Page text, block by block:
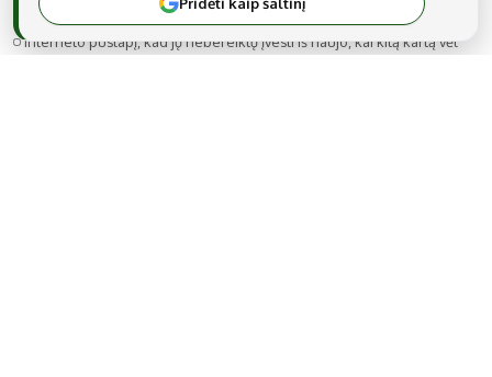
Noriu savo interneto naršyklėje išsaugoti vardą, el. pašto adresą ir
interneto puslapį, kad jų nebereiktų įvesti iš naujo, kai kitą kartą vėl